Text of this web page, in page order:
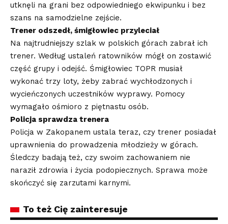
utknęli na grani bez odpowiedniego ekwipunku i bez
szans na samodzielne zejście.
Trener odszedł, śmigłowiec przyleciał
Na najtrudniejszy szlak w polskich górach zabrał ich
trener. Według ustaleń ratowników mógł on zostawić
część grupy i odejść. Śmigłowiec TOPR musiał
wykonać trzy loty, żeby zabrać wychłodzonych i
wycieńczonych uczestników wyprawy. Pomocy
wymagało ośmioro z piętnastu osób.
Policja sprawdza trenera
Policja w Zakopanem ustala teraz, czy trener posiadał
uprawnienia do prowadzenia młodzieży w górach.
Śledczy badają też, czy swoim zachowaniem nie
naraził zdrowia i życia podopiecznych. Sprawa może
skończyć się zarzutami karnymi.
To też Cię zainteresuje